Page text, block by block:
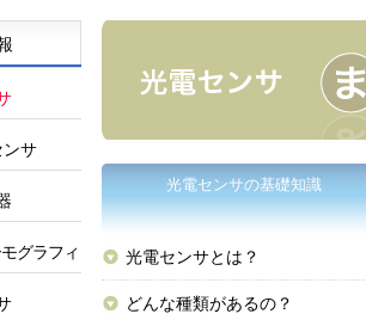
ンサ
グラフィ
光電センサの基礎知識
光電センサとは？
どんな種類があるの？